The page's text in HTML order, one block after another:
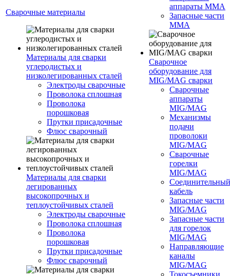
Сварочные материалы
Материалы для сварки
углеродистых и
низколегированных сталей
Электроды сварочные
Проволока сплошная
Проволока
порошковая
Прутки присадочные
Флюс сварочный
Материалы для сварки
легированных
высокопрочных и
теплоустойчивых сталей
Электроды сварочные
Проволока сплошная
Проволока
порошковая
Прутки присадочные
Флюс сварочный
аппараты MMA
Запасные части
MMA
Сварочное
оборудование для
MIG/MAG сварки
Сварочные
аппараты
MIG/MAG
Механизмы
подачи
проволоки
MIG/MAG
Сварочные
горелки
MIG/MAG
Соединительный
кабель
Запасные части
MIG/MAG
Запасные части
для горелок
MIG/MAG
Направляющие
каналы
MIG/MAG
Токосъемники